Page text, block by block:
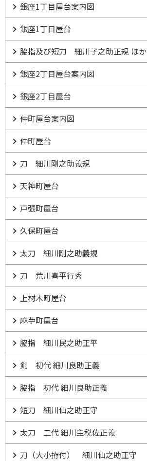
銀座1丁目屋台案内図
銀座1丁目屋台
脇指及び短刀 細川子之助正規 ほか
銀座2丁目屋台案内図
銀座2丁目屋台
仲町屋台案内図
仲町屋台
刀 細川剛之助義規
天神町屋台
戸張町屋台
久保町屋台
太刀 細川剛之助義規
刀 荒川喜平行秀
上材木町屋台
麻苧町屋台
脇指 細川民之助正平
剣 初代 細川良助正義
脇指 初代 細川良助正義
短刀 細川仙之助正守
太刀 二代 細川主税佐正義
刀（大小拵付） 細川仙之助正守